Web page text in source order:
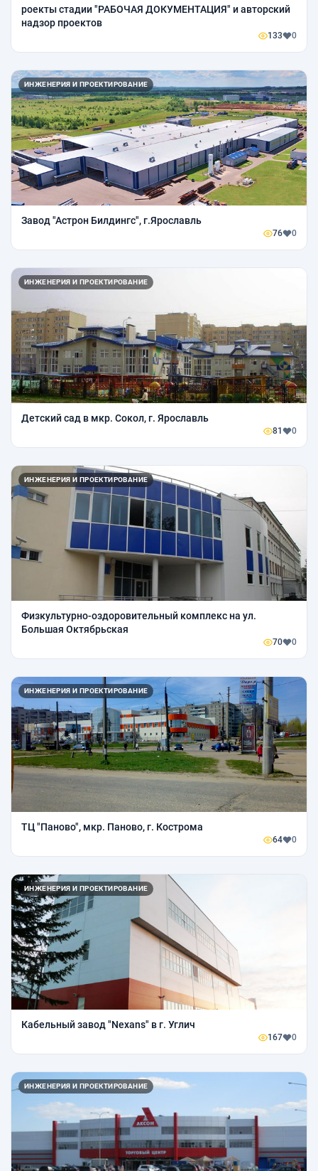
роекты стадии "РАБОЧАЯ ДОКУМЕНТАЦИЯ" и авторский
надзор проектов
133 0
ИНЖЕНЕРИЯ И ПРОЕКТИРОВАНИЕ
Завод "Астрон Билдингс", г.Ярославль
76 0
ИНЖЕНЕРИЯ И ПРОЕКТИРОВАНИЕ
Детский сад в мкр. Сокол, г. Ярославль
81 0
ИНЖЕНЕРИЯ И ПРОЕКТИРОВАНИЕ
Физкультурно-оздоровительный комплекс на ул.
Большая Октябрьская
70 0
ИНЖЕНЕРИЯ И ПРОЕКТИРОВАНИЕ
ТЦ "Паново", мкр. Паново, г. Кострома
64 0
ИНЖЕНЕРИЯ И ПРОЕКТИРОВАНИЕ
Кабельный завод "Nexans" в г. Углич
167 0
ИНЖЕНЕРИЯ И ПРОЕКТИРОВАНИЕ